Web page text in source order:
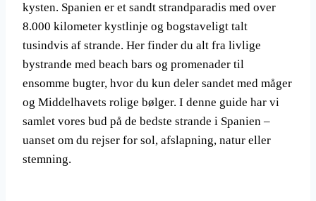
kysten. Spanien er et sandt strandparadis med over
8.000 kilometer kystlinje og bogstaveligt talt
tusindvis af strande. Her finder du alt fra livlige
bystrande med beach bars og promenader til
ensomme bugter, hvor du kun deler sandet med måger
og Middelhavets rolige bølger. I denne guide har vi
samlet vores bud på de bedste strande i Spanien –
uanset om du rejser for sol, afslapning, natur eller
stemning.